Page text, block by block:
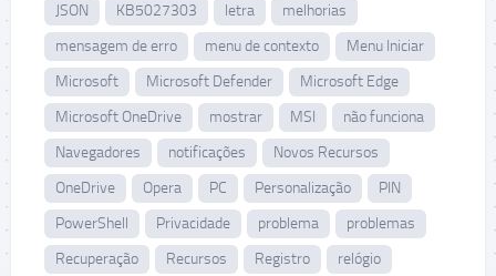
JSON
KB5027303 letra
melhorias
mensagem de erro
menu de contexto
Menu Iniciar
Microsoft
Microsoft Defender
Microsoft Edge
Microsoft OneDrive
mostrar MSI
não funciona
Navegadores
notificações
Novos Recursos
OneDrive
Opera PC Personalização
PIN
PowerShell
Privacidade problema
problemas
Recuperação
Recursos Registro
relógio